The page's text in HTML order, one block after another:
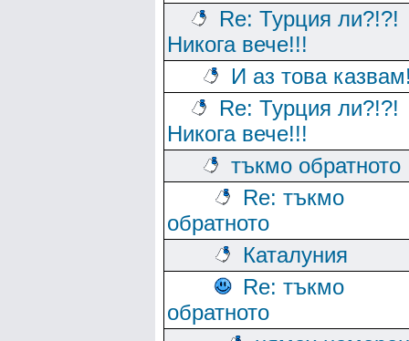
Re: Турция ли?!?!
Никога вече!!!
И аз това
Re: Турция ли?!?!
Никога вече!!!
тъкмо обратното
Re: тъкмо
обратното
Каталуния
Re: тъкмо
обратното